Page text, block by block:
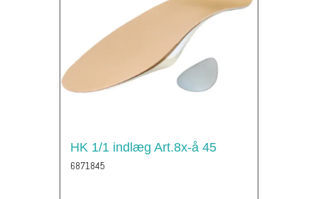
HK 1/1 indlæg Art.8x-å 45
6871845